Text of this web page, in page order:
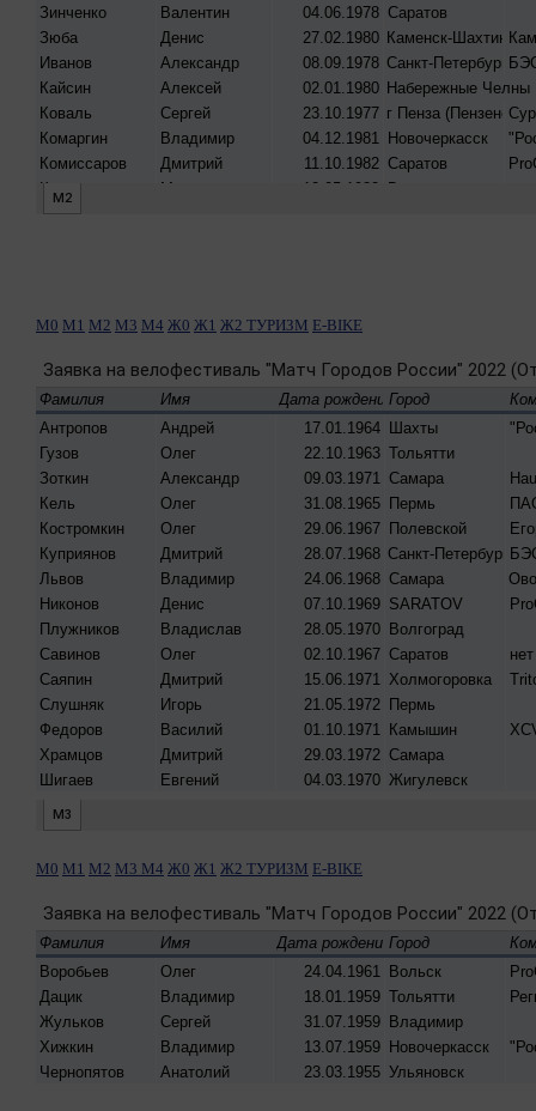
М0 М1 М2 М3 М4 Ж0 Ж1 Ж2 ТУРИЗМ E-BIKE
М0 М1 М2 М3 М4 Ж0 Ж1 Ж2 ТУРИЗМ E-BIKE